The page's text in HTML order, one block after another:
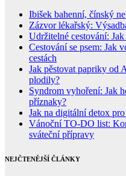
Ibišek bahenní, čínský
Zázvor lékařský:
Udržitelné cestování:
Cestování se psem: Jak
cestách
Jak pěstovat papriky od
plodily?
Syndrom vyhoření: Jak
příznaky?
Jak na digitální detox
Vánoční TO-DO list:
sváteční přípravy
NEJČTENĚJŠÍ ČLÁNKY